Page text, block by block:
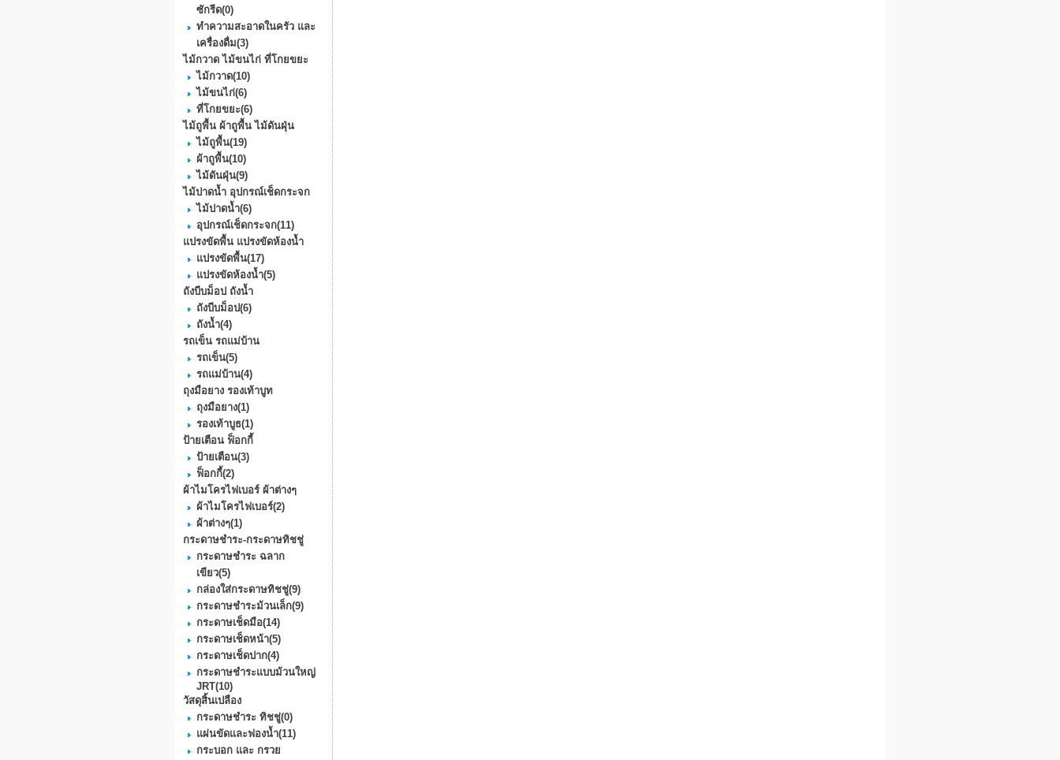
ซักรีด(0)
ทำความสะอาดในครัว และ
เครื่องดื่ม(3)
ไม้กวาด ไม้ขนไก่ ที่โกยขยะ
ไม้กวาด(10)
ไม้ขนไก่(6)
ที่โกยขยะ(6)
ไม้ถูพื้น ผ้าถูพื้น ไม้ดันฝุ่น
ไม้ถูพื้น(19)
ผ้าถูพื้น(10)
ไม้ดันฝุ่น(9)
ไม้ปาดน้ำ อุปกรณ์เช็ดกระจก
ไม้ปาดน้ำ(6)
อุปกรณ์เช็ดกระจก(11)
แปรงขัดพื้น แปรงขัดห้องน้ำ
แปรงขัดพื้น(17)
แปรงขัดห้องน้ำ(5)
ถังบีบม็อป ถังน้ำ
ถังบีบม็อป(6)
ถังน้ำ(4)
รถเข็น รถแม่บ้าน
รถเข็น(5)
รถแม่บ้าน(4)
ถุงมือยาง รองเท้าบูท
ถุงมือยาง(1)
รองเท้าบูธ(1)
ป้ายเตือน ฟ็อกกี้
ป้ายเตือน(3)
ฟ็อกกี้(2)
ผ้าไมโครไฟเบอร์ ผ้าต่างๆ
ผ้าไมโครไฟเบอร์(2)
ผ้าต่างๆ(1)
กระดาษชำระ-กระดาษทิชชู่
กระดาษชำระ ฉลาก
เขียว(5)
กล่องใส่กระดาษทิชชู่(9)
กระดาษชําระม้วนเล็ก(9)
กระดาษเช็ดมือ(14)
กระดาษเช็ดหน้า(5)
กระดาษเช็ดปาก(4)
กระดาษชำระแบบม้วนใหญ่
JRT(10)
วัสดุสิ้นเปลือง
กระดาษชำระ ทิชชู่(0)
แผ่นขัดและฟองน้ำ(11)
กระบอก และ กรวย